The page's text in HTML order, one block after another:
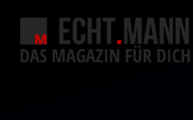
Inhalt
springen